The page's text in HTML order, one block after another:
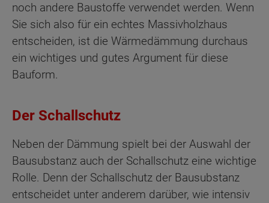
noch andere Baustoffe verwendet werden. Wenn
Sie sich also für ein echtes Massivholzhaus
entscheiden, ist die Wärmedämmung durchaus
ein wichtiges und gutes Argument für diese
Bauform.
Der Schallschutz
Neben der Dämmung spielt bei der Auswahl der
Bausubstanz auch der Schallschutz eine wichtige
Rolle. Denn der Schallschutz der Bausubstanz
entscheidet unter anderem darüber, wie intensiv